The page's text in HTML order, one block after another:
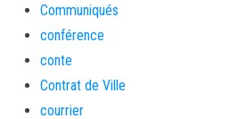
Communiqués
conférence
conte
Contrat de Ville
courrier